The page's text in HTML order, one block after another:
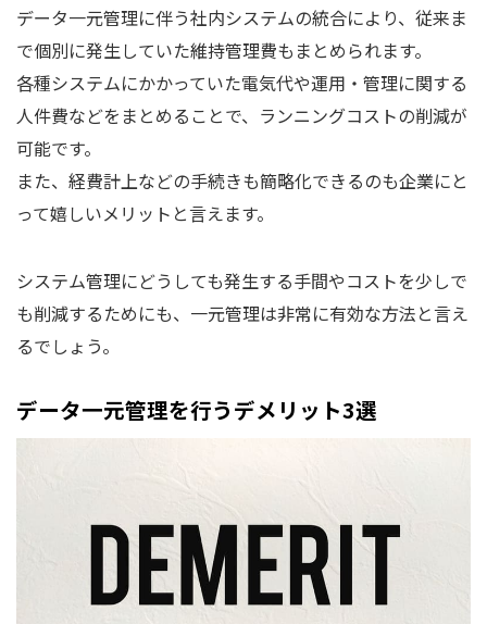
データ一元管理に伴う社内システムの統合により、従来ま
で個別に発生していた維持管理費もまとめられます。
各種システムにかかっていた電気代や運用・管理に関する
人件費などをまとめることで、ランニングコストの削減が
可能です。
また、経費計上などの手続きも簡略化できるのも企業にと
って嬉しいメリットと言えます。
システム管理にどうしても発生する手間やコストを少しで
も削減するためにも、一元管理は非常に有効な方法と言え
るでしょう。
データ一元管理を行うデメリット3選